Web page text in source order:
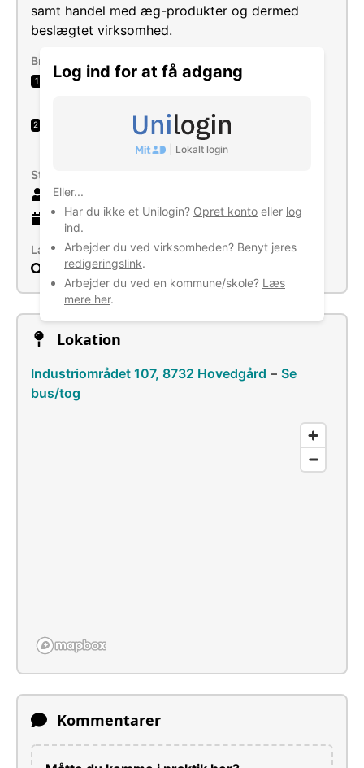
Log ind for at få adgang
Lokalt login
Eller...
Har du ikke et Unilogin? Opret konto eller log
ind.
Arbejder du ved virksomheden? Benyt jeres
redigeringslink.
Arbejder du ved en kommune/skole? Læs
mere her.
samt handel med æg-produkter og dermed
beslægtet virksomhed.
Brancher
1
Fremstilling af metalkonstruktioner og dele
2
Engroshandel med mejeriprodukter, æg samt
spiselige olier og fedtstoffer
Størrelse
34 ansatte
35 år gammel virksomhed
Læs mere
Søg
Lokation
Industriområdet 107, 8732 Hovedgård – Se
bus/tog
Kommentarer